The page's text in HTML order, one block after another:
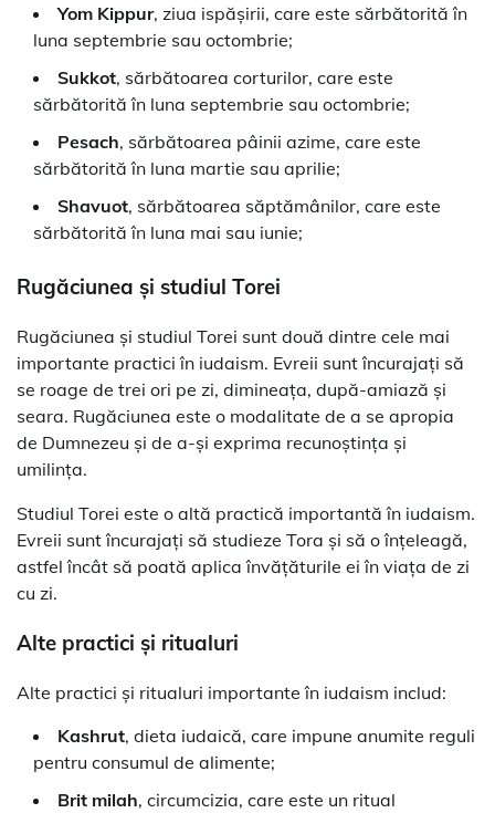
Yom Kippur, ziua ispășirii, care este sărbătorită în
luna septembrie sau octombrie;
Sukkot, sărbătoarea corturilor, care este
sărbătorită în luna septembrie sau octombrie;
Pesach, sărbătoarea pâinii azime, care este
sărbătorită în luna martie sau aprilie;
Shavuot, sărbătoarea săptămânilor, care este
sărbătorită în luna mai sau iunie;
Rugăciunea și studiul Torei
Rugăciunea și studiul Torei sunt două dintre cele mai
importante practici în iudaism. Evreii sunt încurajați să
se roage de trei ori pe zi, dimineața, după-amiază și
seara. Rugăciunea este o modalitate de a se apropia
de Dumnezeu și de a-și exprima recunoștința și
umilința.
Studiul Torei este o altă practică importantă în iudaism.
Evreii sunt încurajați să studieze Tora și să o înțeleagă,
astfel încât să poată aplica învățăturile ei în viața de zi
cu zi.
Alte practici și ritualuri
Alte practici și ritualuri importante în iudaism includ:
Kashrut, dieta iudaică, care impune anumite reguli
pentru consumul de alimente;
Brit milah, circumcizia, care este un ritual